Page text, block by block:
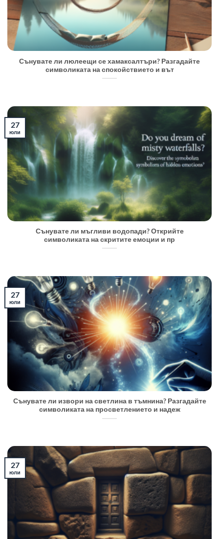
Сънувате ли люлеещи се хамаксалтъри? Разгадайте
символиката на спокойствието и вът
Сънувате ли мъгливи водопади? Открийте
символиката на скритите емоции и пр
27
юли
Сънувате ли извори на светлина в тъмнина? Разгадайте
символиката на просветлението и надеж
27
юли
27
юли